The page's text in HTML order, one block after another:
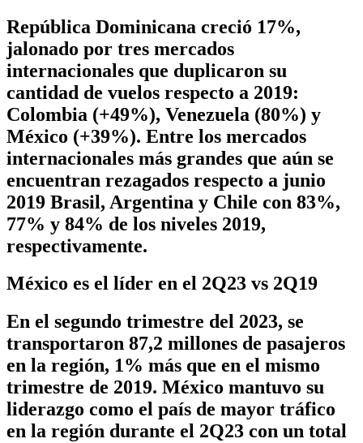
República Dominicana creció 17%,
jalonado por tres mercados
internacionales que duplicaron su
cantidad de vuelos respecto a 2019:
Colombia (+49%), Venezuela (80%) y
México (+39%). Entre los mercados
internacionales más grandes que aún se
encuentran rezagados respecto a junio
2019 Brasil, Argentina y Chile con 83%,
77% y 84% de los niveles 2019,
respectivamente.
México es el líder en el 2Q23 vs 2Q19
En el segundo trimestre del 2023, se
transportaron 87,2 millones de pasajeros
en la región, 1% más que en el mismo
trimestre de 2019. México mantuvo su
liderazgo como el país de mayor tráfico
en la región durante el 2Q23 con un total